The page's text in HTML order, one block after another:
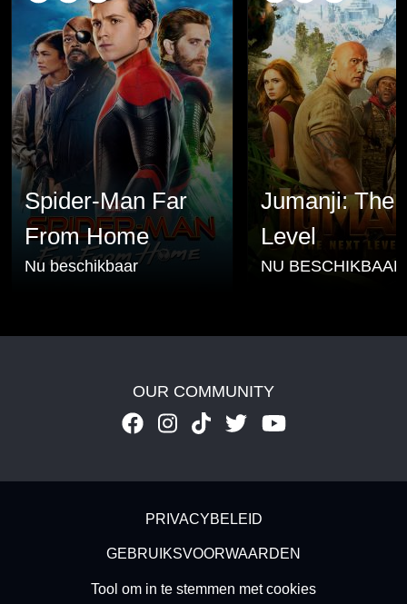
Spider-Man Far
From Home
Nu beschikbaar
Jumanji: The
Level
NU BESCHIKBAAR
OUR COMMUNITY
Footer - SubfooterPRIVACYBELEID
GEBRUIKSVOORWAARDEN
Tool om in te stemmen met cookies